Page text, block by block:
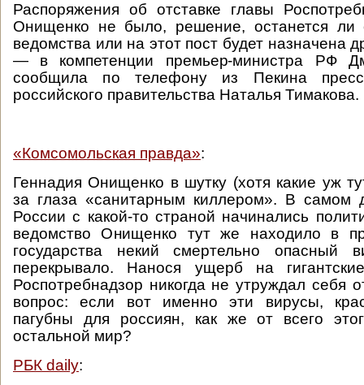
Распоряжения об отставке главы
Онищенко не было, решение, останется ли
ведомства или на этот пост будет назначена
— в компетенции премьер-министра РФ
сообщила по телефону из Пекина пресс-
российского правительства Наталья Тимакова.
«Комсомольская правда»:
Геннадия Онищенко в шутку (хотя какие уж
за глаза «санитарным киллером». В самом
России с какой-то страной начинались
ведомство Онищенко тут же находило в
государства некий смертельно опасный
перекрывало. Нанося ущерб на
Роспотребнадзор никогда не утруждал себя
вопрос: если вот именно эти вирусы,
пагубны для россиян, как же от всего
остальной мир?
РБК daily: